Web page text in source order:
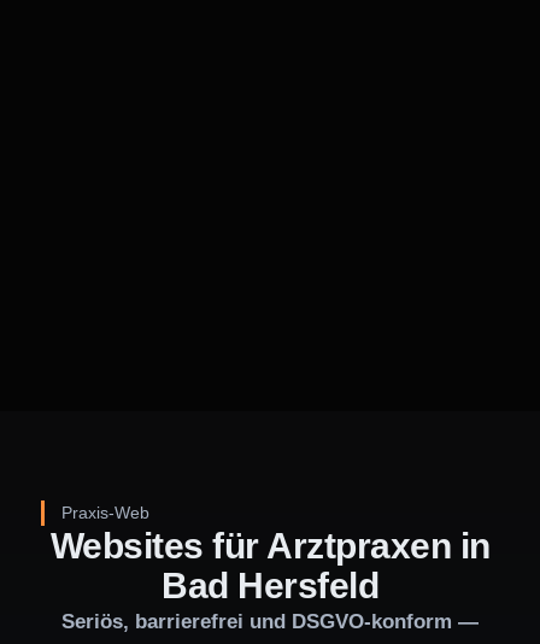
Praxis-Web
Websites für Arztpraxen in
Bad Hersfeld
Seriös, barrierefrei und DSGVO-konform —